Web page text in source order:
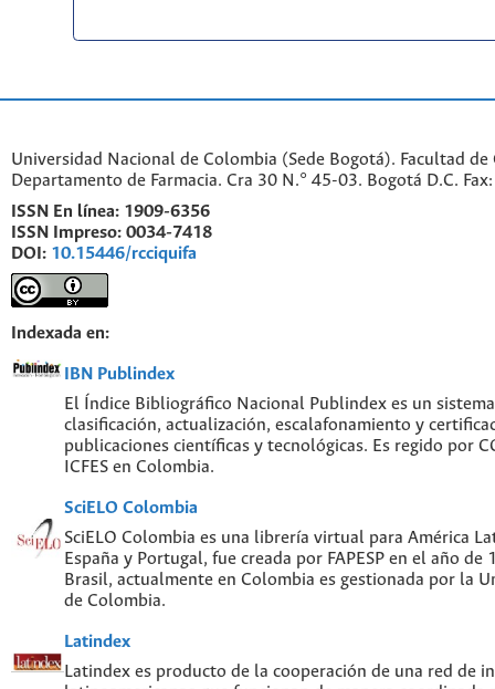
Universidad Nacional de Colombia (Sede Bogotá). Facultad de
Departamento de Farmacia. Cra 30 N.° 45-03. Bogotá D.C.
ISSN En línea: 1909-6356
ISSN Impreso: 0034-7418
DOI: 10.15446/rcciquifa
Indexada en:
IBN Publindex
El Índice Bibliográfico Nacional Publindex es un
clasificación, actualización, escalafonamiento y
publicaciones científicas y tecnológicas. Es regido por
ICFES en Colombia.
SciELO Colombia
SciELO Colombia es una librería virtual para América
España y Portugal, fue creada por FAPESP en el año de
Brasil, actualmente en Colombia es gestionada por la
de Colombia.
Latindex
Latindex es producto de la cooperación de una red de